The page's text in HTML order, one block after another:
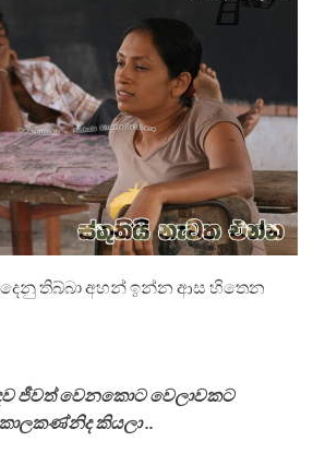
තිබ්බා අහන් ඉන්න ආස හිතෙන
ජීවත් වෙනකොට වෙලාවකට
කියලා ..